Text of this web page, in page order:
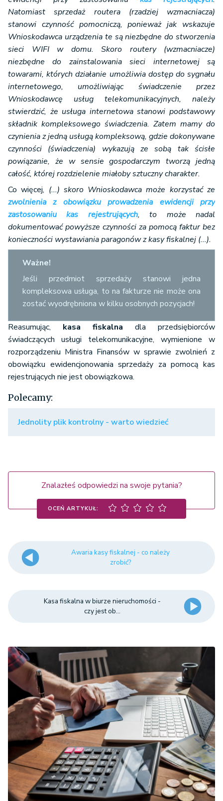
Natomiast sprzedaż routera (rzadziej wzmacniacza)
stanowi czynność pomocniczą, ponieważ jak wskazuje
Wnioskodawca urządzenia te są niezbędne do stworzenia
sieci WIFI w domu. Skoro routery (wzmacniacze)
niezbędne do zainstalowania sieci internetowej są
towarami, których działanie umożliwia dostęp do sygnału
internetowego, umożliwiając świadczenie przez
Wnioskodawcę usług telekomunikacyjnych, należy
stwierdzić, że usługa internetowa stanowi podstawowy
składnik kompleksowego świadczenia. Zatem mamy do
czynienia z jedną usługą kompleksową, gdzie dokonywane
czynności (świadczenia) wykazują ze sobą tak ścisłe
powiązanie, że w sensie gospodarczym tworzą jedną
całość, której rozdzielenie miałoby sztuczny charakter.
Co więcej, (...) skoro Wnioskodawca może korzystać ze
zwolnienia z obowiązku prowadzenia ewidencji przy
zastosowaniu kas rejestrujących, to może nadal
dokumentować powyższe czynności za pomocą faktur bez
konieczności wystawiania paragonów z kasy fiskalnej (...).
Ważne!
Jeśli przedmiot sprzedaży stanowi jedna
kompleksowa usługa, to na fakturze nie może ona
zostać wyodrębniona w kilku osobnych pozycjach!
Reasumując, kasa fiskalna dla przedsiębiorców
świadczących usługi telekomunikacyjne, wymienione w
rozporządzeniu Ministra Finansów w sprawie zwolnień z
obowiązku ewidencjonowania sprzedaży za pomocą kas
rejestrujących nie jest obowiązkowa.
Polecamy:
Jednolity plik kontrolny - warto wiedzieć
Znalazłeś odpowiedzi na swoje pytania?
OCEŃ ARTYKUŁ:
Awaria kasy fiskalnej - co należy
zrobić?
Kasa fiskalna w biurze nieruchomości -
czy jest ob...